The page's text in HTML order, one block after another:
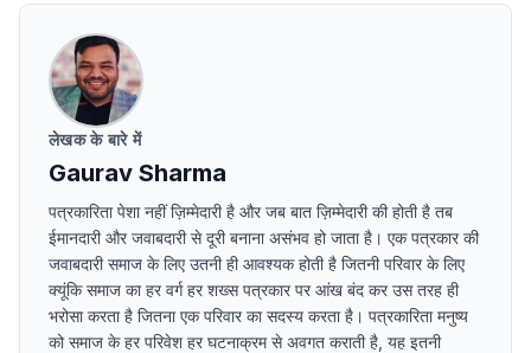
लेखक के बारे में
Gaurav Sharma
पत्रकारिता पेशा नहीं ज़िम्मेदारी है और जब बात ज़िम्मेदारी की होती है तब
ईमानदारी और जवाबदारी से दूरी बनाना असंभव हो जाता है। एक पत्रकार की
जवाबदारी समाज के लिए उतनी ही आवश्यक होती है जितनी परिवार के लिए
क्यूंकि समाज का हर वर्ग हर शख्स पत्रकार पर आंख बंद कर उस तरह ही
भरोसा करता है जितना एक परिवार का सदस्य करता है। पत्रकारिता मनुष्य
को समाज के हर परिवेश हर घटनाक्रम से अवगत कराती है, यह इतनी